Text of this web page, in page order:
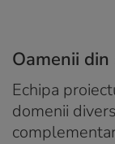
Oamenii
Echipa
domenii